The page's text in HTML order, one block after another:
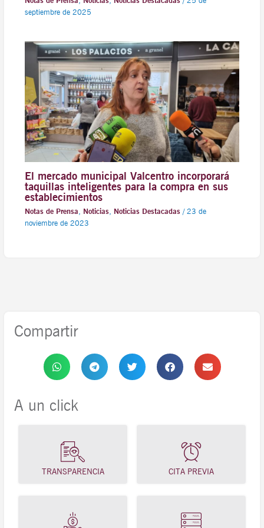
septiembre de 2025
El mercado municipal Valcentro incorporará
taquillas inteligentes para la compra en sus
establecimientos
Notas de Prensa Noticias, Noticias Destacadas/ 23 de
noviembre de 2023
Compartir
A un click
TRANSPARENCIA CITA PREVIA